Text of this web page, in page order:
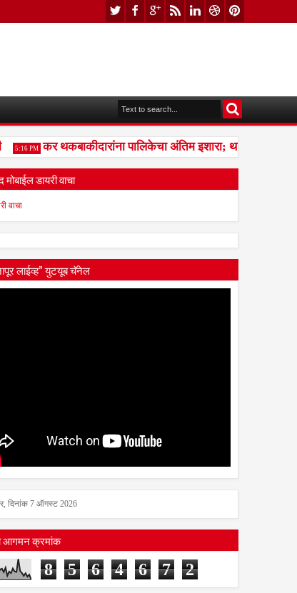
5:16 PM कर थकबाकीदारांना पालिकेचा अंतिम इशारा; थकित कर न
डायरी वाचा
वाचा
लाईव्ह” युटयूब चॅनेल
दिनांक 7 ऑगस्ट 2026
आगमन क्रमांक
8 5 6 4 6 7 2